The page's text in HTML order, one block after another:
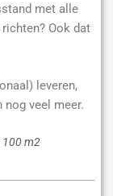
met alle
Ook dat
leveren,
nog veel meer.
100 m2